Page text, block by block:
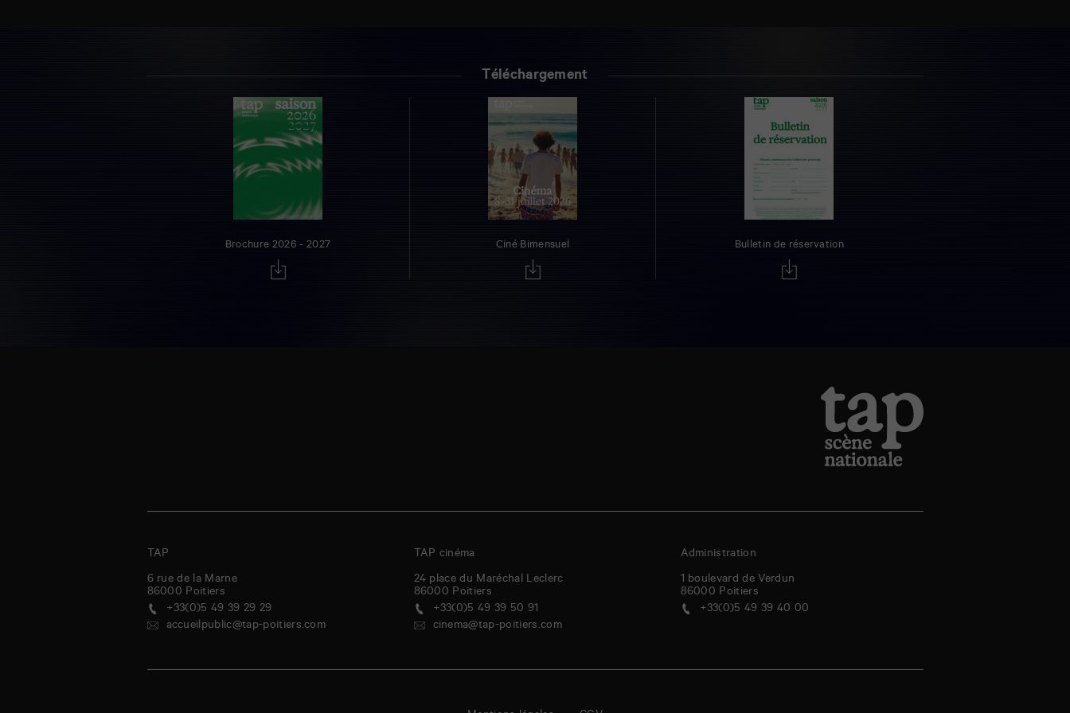
Téléchargement
Brochure 2026 - 2027 Ciné Bimensuel Bulletin de réservation
TAP
6 rue de la Marne
86000 Poitiers
+33(0)5 49 39 29 29
accueilpublic@tap-poitiers.com
TAP cinéma
24 place du Maréchal Leclerc
86000 Poitiers
+33(0)5 49 39 50 91
cinema@tap-poitiers.com
Administration
1 boulevard de Verdun
86000 Poitiers
+33(0)5 49 39 40 00